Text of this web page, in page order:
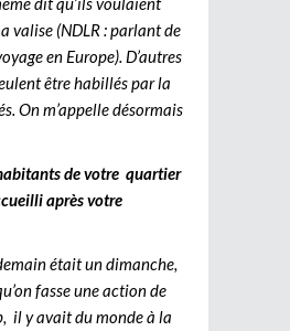
valise (NDLR : parlant de
en Europe). D’autres
être habillés par la
On m’appelle désormais
de votre quartier
après votre
était un dimanche,
fasse une action de
il y avait du monde à la